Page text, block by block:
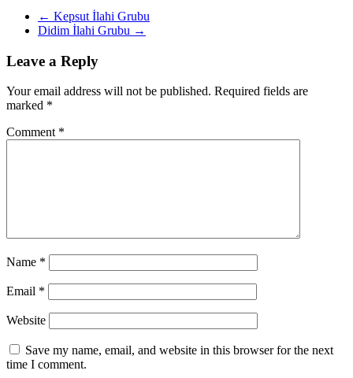
← Kepsut İlahi Grubu
Didim İlahi Grubu →
Leave a Reply
Your email address will not be published. Required fields are
marked *
Comment *
Name *
Email *
Website
Save my name, email, and website in this browser for the next
time I comment.